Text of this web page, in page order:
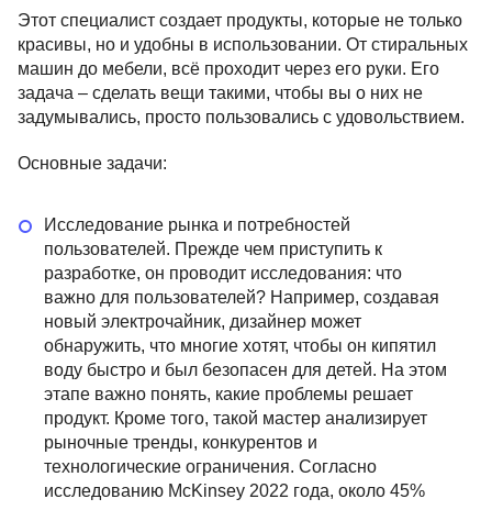
Этот специалист создает продукты, которые не только
красивы, но и удобны в использовании. От стиральных
машин до мебели, всё проходит через его руки. Его
задача – сделать вещи такими, чтобы вы о них не
задумывались, просто пользовались с удовольствием.
Основные задачи:
Исследование рынка и потребностей
пользователей. Прежде чем приступить к
разработке, он проводит исследования: что
важно для пользователей? Например, создавая
новый электрочайник, дизайнер может
обнаружить, что многие хотят, чтобы он кипятил
воду быстро и был безопасен для детей. На этом
этапе важно понять, какие проблемы решает
продукт. Кроме того, такой мастер анализирует
рыночные тренды, конкурентов и
технологические ограничения. Согласно
исследованию McKinsey 2022 года, около 45%